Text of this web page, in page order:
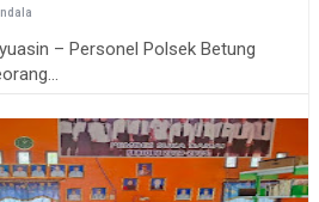
– Personel Polsek Betung